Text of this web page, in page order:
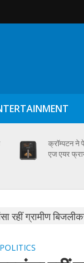
क्रॉम्पटन ने
एज एयर
POLITICS